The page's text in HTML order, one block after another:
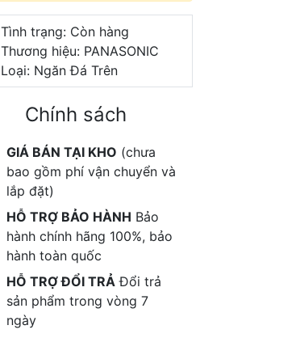
Tình trạng: Còn hàng
Thương hiệu: PANASONIC
Loại: Ngăn Đá Trên
Chính sách
GIÁ BÁN TẠI KHO (chưa
bao gồm phí vận chuyển và
lắp đặt)
HỖ TRỢ BẢO HÀNH Bảo
hành chính hãng 100%, bảo
hành toàn quốc
HỖ TRỢ ĐỔI TRẢĐổi trả
sản phẩm trong vòng 7
ngày